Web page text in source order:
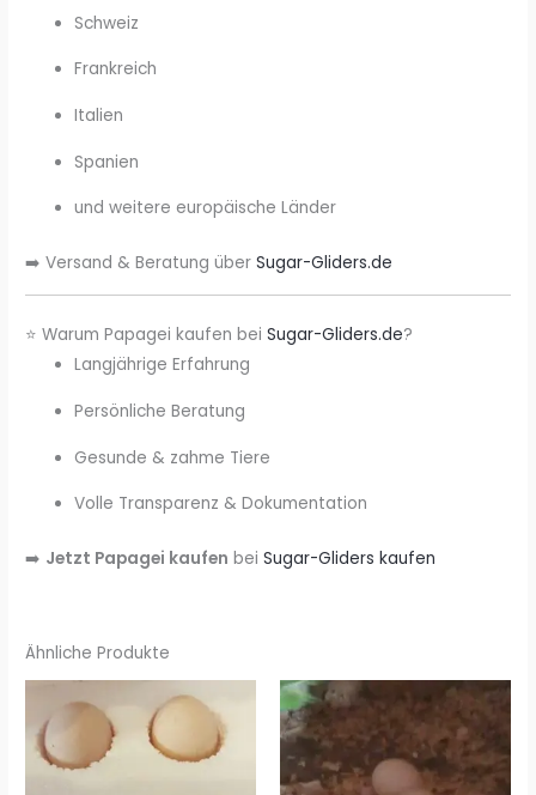
Schweiz
Frankreich
Italien
Spanien
und weitere europäische Länder
➡️ Versand & Beratung überSugar-Gliders.de
⭐ Warum Papagei kaufen beiSugar-Gliders.de?
Langjährige Erfahrung
Persönliche Beratung
Gesunde & zahme Tiere
Volle Transparenz & Dokumentation
➡️ Jetzt Papagei kaufen beiSugar-Gliders kaufen
Ähnliche Produkte